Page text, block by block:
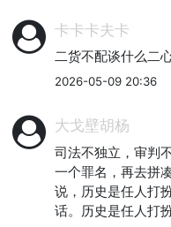
卡卡卡夫卡
二货不配谈什么二心
2026-05-09 20:36
大戈壁胡杨
司法不独立，审判
一个罪名，再去拼
说，历史是任人打
话。历史是任人打